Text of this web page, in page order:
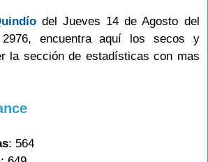
del Jueves 14 de Agosto del
encuentra aquí los secos y
la sección de estadísticas con mas
: 564